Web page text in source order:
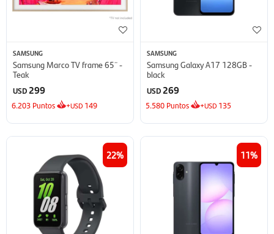
SAMSUNG
Samsung Marco TV frame 65¨ -
Teak
USD 299
6.203 Puntos +USD 149
SAMSUNG
Samsung Galaxy A17 128GB -
black
USD 269
5.580 Puntos +USD 135
22 11